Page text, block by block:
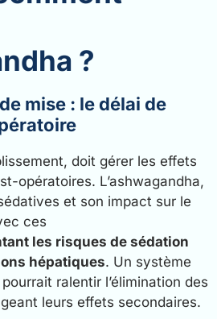
?
mise : le délai de
doit gérer les effets
opératoires. L’ashwagandha,
et son impact sur le
ces
les risques de sédation
hépatiques. Un système
ralentir l’élimination des
leurs effets secondaires.